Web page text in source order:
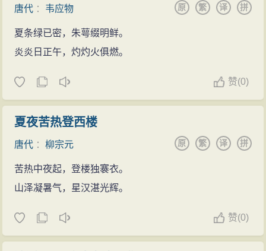
唐代 ： 韦应物 拼
译
繁
原
夏条绿已密，朱萼缀明鲜。
炎炎日正午，灼灼火俱燃。
赞(0)
夏夜苦热登西楼
唐代 ：柳宗元 拼
译
繁
原
苦热中夜起，登楼独褰衣。
山泽凝暑气，星汉湛光辉。
赞(0)